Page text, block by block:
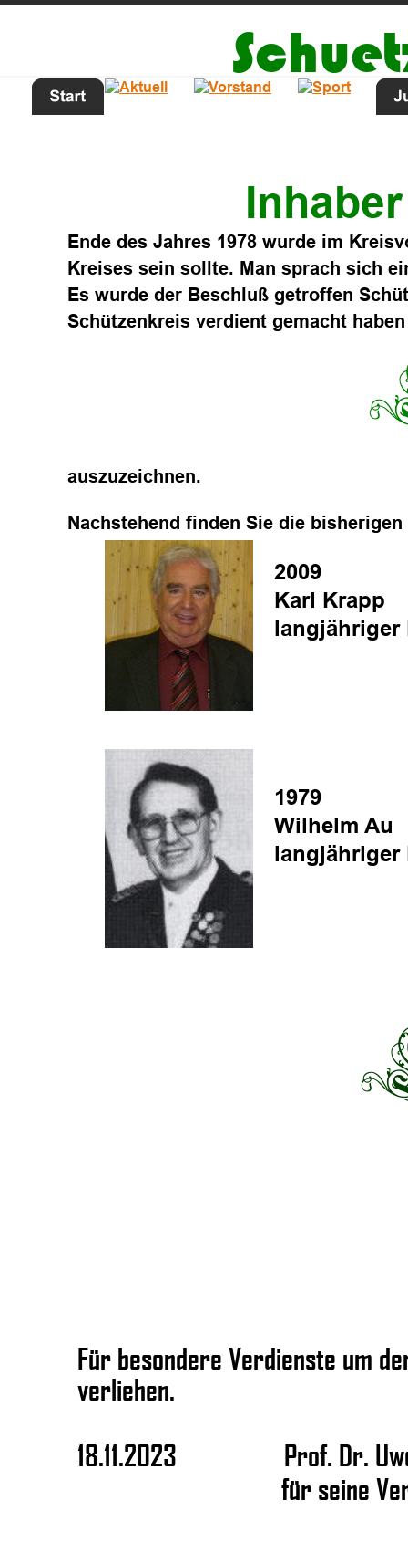
Ende des Jahres 1978 wurde im
Kreises sein sollte. Man sprach sich
Es wurde der Beschluß getroffen
Schützenkreis verdient gemacht
auszuzeichnen.
Nachstehend finden Sie die
2009
Karl Krapp
langjähriger
1979
Wilhelm Au
langjähriger
Für besondere Verdienste um
verliehen.
18.11.2023
Prof. Dr.
für seine